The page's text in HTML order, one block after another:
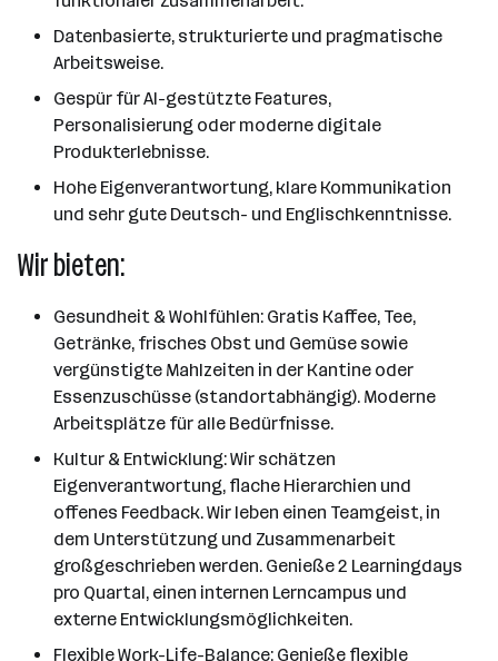
Datenbasierte, strukturierte und pragmatische
Arbeitsweise.
Gespür für AI-gestützte Features,
Personalisierung oder moderne digitale
Produkterlebnisse.
Hohe Eigenverantwortung, klare Kommunikation
und sehr gute Deutsch- und Englischkenntnisse.
Wir bieten:
Gesundheit & Wohlfühlen: Gratis Kaffee, Tee,
Getränke, frisches Obst und Gemüse sowie
vergünstigte Mahlzeiten in der Kantine oder
Essenzuschüsse (standortabhängig). Moderne
Arbeitsplätze für alle Bedürfnisse.
Kultur & Entwicklung: Wir schätzen
Eigenverantwortung, flache Hierarchien und
offenes Feedback. Wir leben einen Teamgeist, in
dem Unterstützung und Zusammenarbeit
großgeschrieben werden. Genieße 2 Learningdays
pro Quartal, einen internen Lerncampus und
externe Entwicklungsmöglichkeiten.
Flexible Work-Life-Balance: Genieße flexible